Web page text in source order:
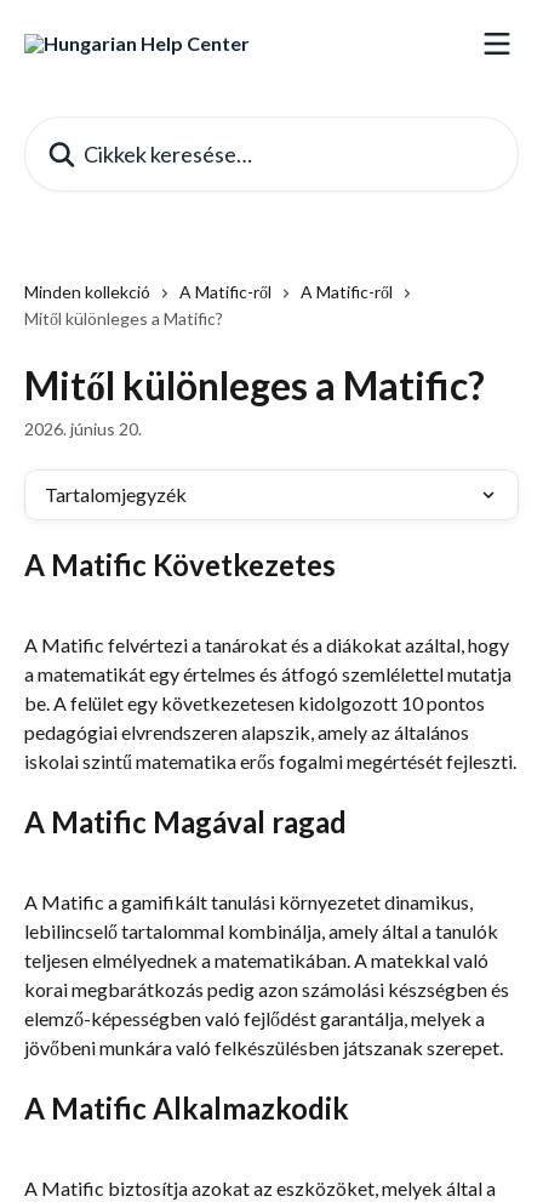
Minden kollekció A Matific-ről
A Matific-ről
Mitől különleges a Matific?
Mitől különleges a Matific?
2026. június 20.
Tartalomjegyzék
A Matific Következetes
A Matific felvértezi a tanárokat és a diákokat azáltal, hogy
a matematikát egy értelmes és átfogó szemlélettel mutatja
be. A felület egy következetesen kidolgozott 10 pontos
pedagógiai elvrendszeren alapszik, amely az általános
iskolai szintű matematika erős fogalmi megértését fejleszti.
A Matific Magával ragad
A Matific a gamifikált tanulási környezetet dinamikus,
lebilincselő tartalommal kombinálja, amely által a tanulók
teljesen elmélyednek a matematikában. A matekkal való
korai megbarátkozás pedig azon számolási készségben és
elemző-képességben való fejlődést garantálja, melyek a
jövőbeni munkára való felkészülésben játszanak szerepet.
A Matific Alkalmazkodik
A Matific biztosítja azokat az eszközöket, melyek által a